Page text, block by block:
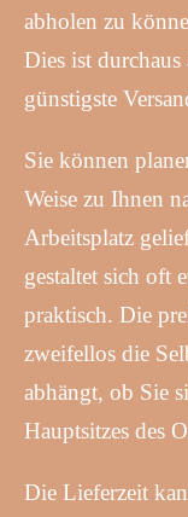
abholen zu
Dies ist durchaus
günstigste
Sie können
Weise zu Ihnen
Arbeitsplatz
gestaltet sich oft
praktisch. Die
zweifellos die
abhängt, ob Sie
Hauptsitzes des
Die Lieferzeit